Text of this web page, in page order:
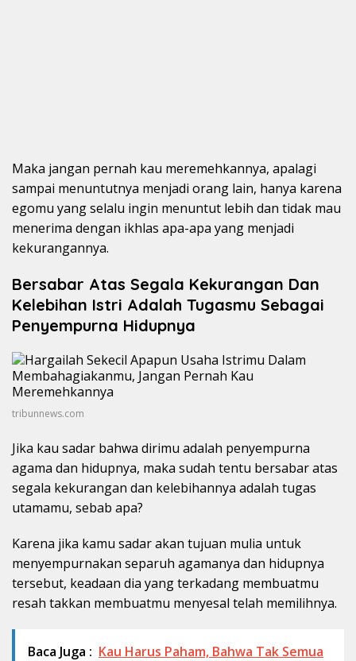
Maka jangan pernah kau meremehkannya, apalagi
sampai menuntutnya menjadi orang lain, hanya karena
egomu yang selalu ingin menuntut lebih dan tidak mau
menerima dengan ikhlas apa-apa yang menjadi
kekurangannya.
Bersabar Atas Segala Kekurangan Dan
Kelebihan Istri Adalah Tugasmu Sebagai
Penyempurna Hidupnya
tribunnews.com
Jika kau sadar bahwa dirimu adalah penyempurna
agama dan hidupnya, maka sudah tentu bersabar atas
segala kekurangan dan kelebihannya adalah tugas
utamamu, sebab apa?
Karena jika kamu sadar akan tujuan mulia untuk
menyempurnakan separuh agamanya dan hidupnya
tersebut, keadaan dia yang terkadang membuatmu
resah takkan membuatmu menyesal telah memilihnya.
Baca Juga : Kau Harus Paham, Bahwa Tak Semua